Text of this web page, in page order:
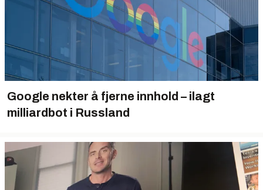
Google nekter å fjerne innhold – ilagt
milliardbot i Russland